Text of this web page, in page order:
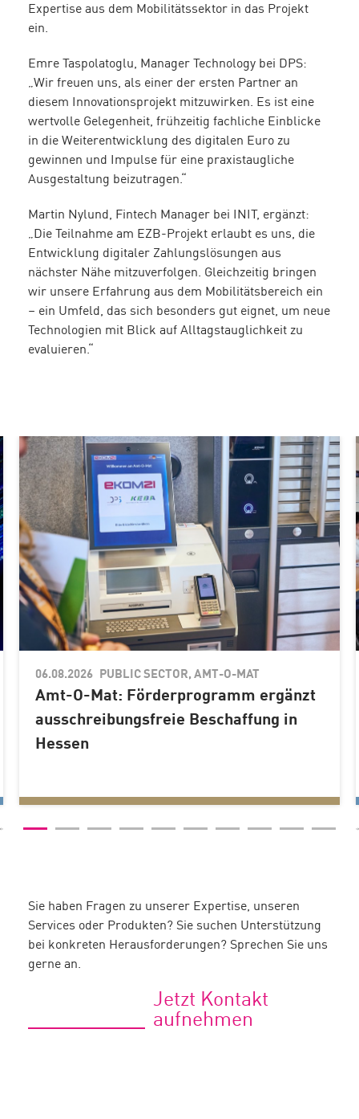
Expertise aus dem Mobilitätssektor in das Projekt
ein.
Emre Taspolatoglu, Manager Technology bei DPS:
„Wir freuen uns, als einer der ersten Partner an
diesem Innovationsprojekt mitzuwirken. Es ist eine
wertvolle Gelegenheit, frühzeitig fachliche Einblicke
in die Weiterentwicklung des digitalen Euro zu
gewinnen und Impulse für eine praxistaugliche
Ausgestaltung beizutragen.“
Martin Nylund, Fintech Manager bei INIT, ergänzt:
„Die Teilnahme am EZB-Projekt erlaubt es uns, die
Entwicklung digitaler Zahlungslösungen aus
nächster Nähe mitzuverfolgen. Gleichzeitig bringen
wir unsere Erfahrung aus dem Mobilitätsbereich ein
– ein Umfeld, das sich besonders gut eignet, um neue
Technologien mit Blick auf Alltagstauglichkeit zu
evaluieren.“
06.08.2026
Sie haben Fragen zu unserer Expertise, unseren
Services oder Produkten? Sie suchen Unterstützung
bei konkreten Herausforderungen? Sprechen Sie uns
gerne an.
Jetzt Kontakt
aufnehmen